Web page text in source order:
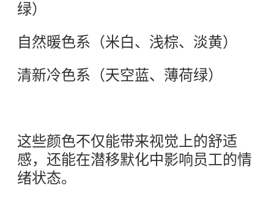
绿）
自然暖色系（米白、浅棕、淡黄）
清新冷色系（天空蓝、薄荷绿）
这些颜色不仅能带来视觉上的舒适
感，还能在潜移默化中影响员工的情
绪状态。